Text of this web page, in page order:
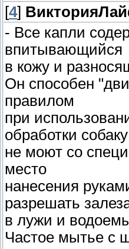
[4]
- Все капли
впитывающийся
в кожу и
Он способен
правилом
при
обработки собаку
не моют со
место
нанесения
разрешать
в лужи и
Частое мытье с